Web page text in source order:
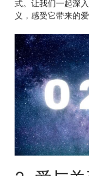
式。让我们一起深
义，感受它带来的